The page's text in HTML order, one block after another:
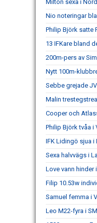
Milton sexa i
Nio noteringar
Philip Björk satte
13 IFKare bland
200m-pers av
Nytt 100m-
Sebbe grejade
Malin
Cooper och
Philip Björk tvåa
IFK Lidingö sjua i
Sexa halvvägs i
Love vann
Filip 10.53w
Samuel femma i
Leo M22-fyra i